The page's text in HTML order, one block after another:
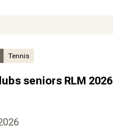
Tennis
seniors RLM 2026